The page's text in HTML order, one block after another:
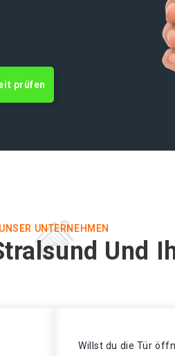
prüfen
UNSER UNTERNEHMEN
Und
Willst du die Tür